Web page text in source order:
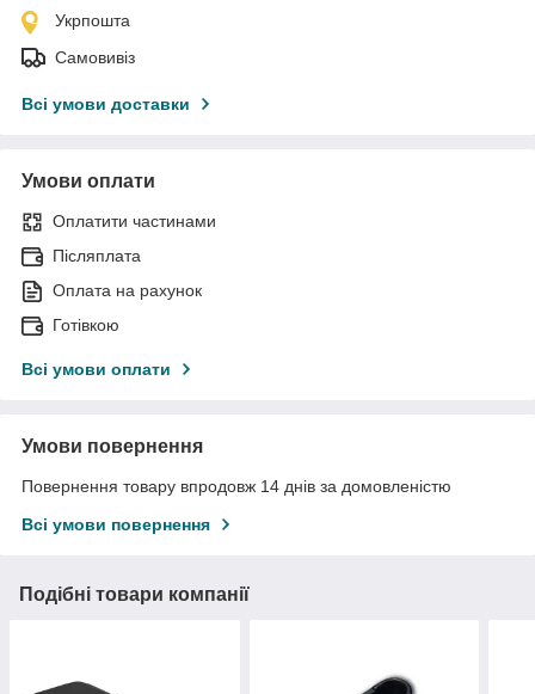
Укрпошта
Самовивіз
Всі умови доставки
Умови оплати
Оплатити частинами
Післяплата
Оплата на рахунок
Готівкою
Всі умови оплати
Умови повернення
Повернення товару впродовж 14 днів за домовленістю
Всі умови повернення
Подібні товари компанії